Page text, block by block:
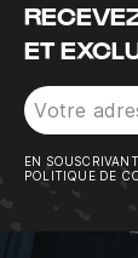
ET
EN
POLITIQUE DE